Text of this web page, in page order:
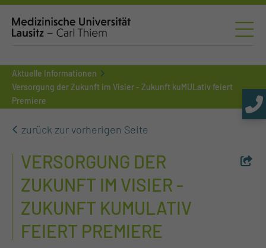
Aktuelle Informationen
Versorgung der Zukunft im Visier - Zukunft kuMULativ feiert
Premiere
zurück zur vorherigen Seite
VERSORGUNG DER
ZUKUNFT IM VISIER -
ZUKUNFT KUMULATIV
FEIERT PREMIERE